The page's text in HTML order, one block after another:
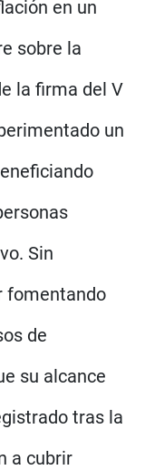
en un
sobre la
la firma del V
un
Sin
fomentando
de
su alcance
tras la
a cubrir